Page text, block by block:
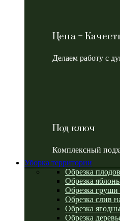
Цена =
Делаем работу с
Под ключ
Комплексный
Уборка территории
Обрезка
Обрезка
Обрезка груши
Обрезка слив
Обрезка
Обрезка